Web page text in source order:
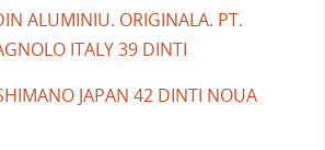
ALUMINIU. ORIGINALA. PT.
ITALY 39 DINTI
JAPAN 42 DINTI NOUA